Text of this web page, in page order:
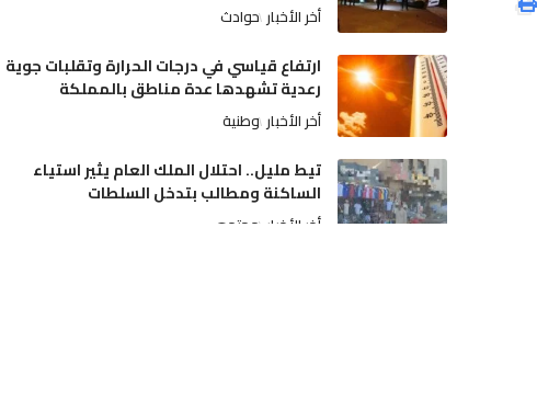
أخر الأخبار حوادث
ارتفاع قياسي في درجات الحرارة وتقلبات جوية
رعدية تشهدها عدة مناطق بالمملكة
أخر الأخبار وطنية
تيط مليل.. احتلال الملك العام يثير استياء
الساكنة ومطالب بتدخل السلطات
أخر الأخبار مجتمع